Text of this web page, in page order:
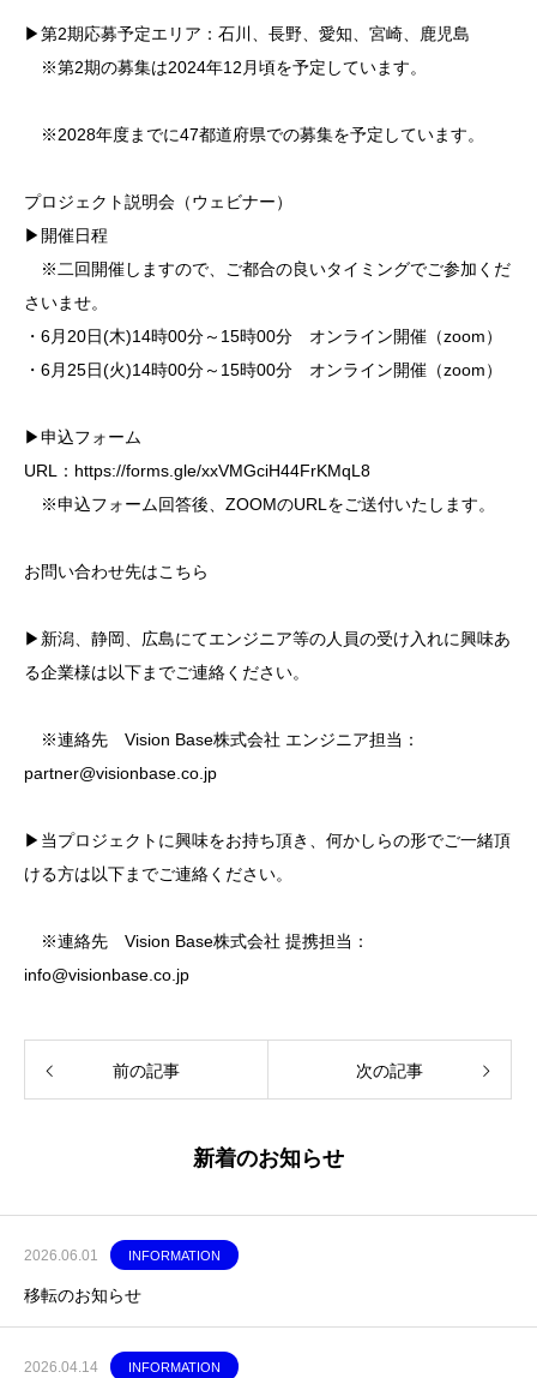
▶第2期応募予定エリア：石川、長野、愛知、宮崎、鹿児島
※第2期の募集は2024年12月頃を予定しています。
※2028年度までに47都道府県での募集を予定しています。
プロジェクト説明会（ウェビナー）
▶開催日程
※二回開催しますので、ご都合の良いタイミングでご参加くだ
さいませ。
・6月20日(木)14時00分～15時00分 オンライン開催（zoom）
・6月25日(火)14時00分～15時00分 オンライン開催（zoom）
▶申込フォーム
URL：https://forms.gle/xxVMGciH44FrKMqL8
※申込フォーム回答後、ZOOMのURLをご送付いたします。
お問い合わせ先はこちら
▶新潟、静岡、広島にてエンジニア等の人員の受け入れに興味あ
る企業様は以下までご連絡ください。
※連絡先 Vision Base株式会社 エンジニア担当：
partner@visionbase.co.jp
▶当プロジェクトに興味をお持ち頂き、何かしらの形でご一緒頂
ける方は以下までご連絡ください。
※連絡先 Vision Base株式会社 提携担当：
info@visionbase.co.jp
前の記事 次の記事
新着のお知らせ
2026.06.01 INFORMATION
移転のお知らせ
2026.04.14 INFORMATION